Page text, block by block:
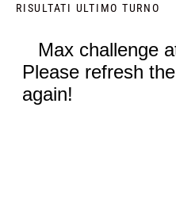
RISULTATI ULTIMO TURNO